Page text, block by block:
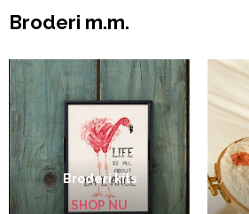
Broderi m.m.
Broderi kits
SHOP NU